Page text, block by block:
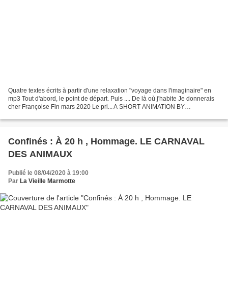
Quatre textes écrits à partir d'une relaxation "voyage dans l'imaginaire" en
mp3 Tout d'abord, le point de départ. Puis .... De là où j'habite Je donnerais
cher Françoise Fin mars 2020 Le pri... A SHORT ANIMATION BY
Confinés : À 20 h , Hommage. LE CARNAVAL
DES ANIMAUX
Publié le 08/04/2020 à 19:00
Par La Vieille Marmotte